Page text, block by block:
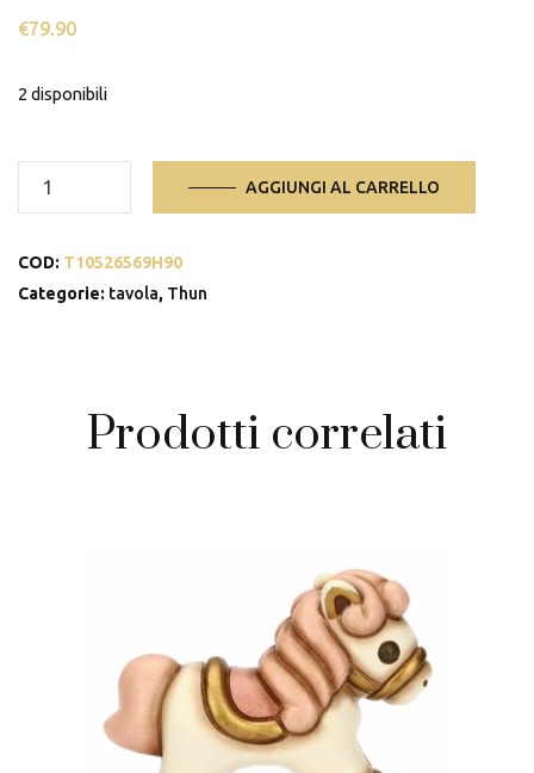
€79.90
2 disponibili
Ciotola
Country
Bloom,
AGGIUNGI AL CARRELLO
COD: T10526569H90
Categorie: tavola, Thun
Prodotti correlati